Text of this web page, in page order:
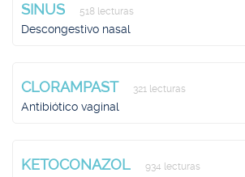
SINUS 518 lecturas
Descongestivo nasal
CLORAMPAST 321 lecturas
Antibiótico vaginal
KETOCONAZOL 934 lecturas